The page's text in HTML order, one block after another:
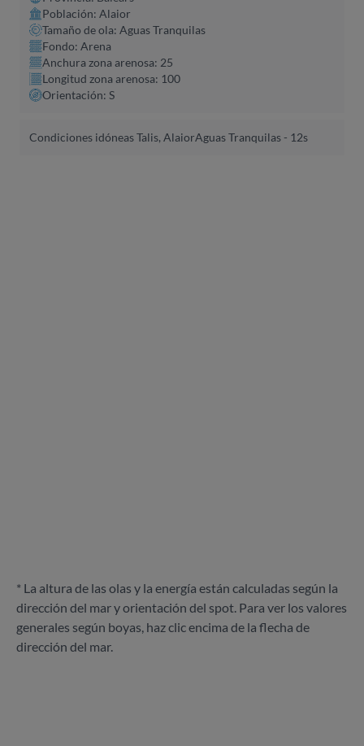
Población: Alaior
Tamaño de ola: Aguas Tranquilas
Fondo: Arena
Anchura zona arenosa: 25
Longitud zona arenosa: 100
Orientación: S
Condiciones idóneas Talis, AlaiorAguas Tranquilas - 12s
* La altura de las olas y la energía están calculadas según la
dirección del mar y orientación del spot. Para ver los valores
generales según boyas, haz clic encima de la flecha de
dirección del mar.